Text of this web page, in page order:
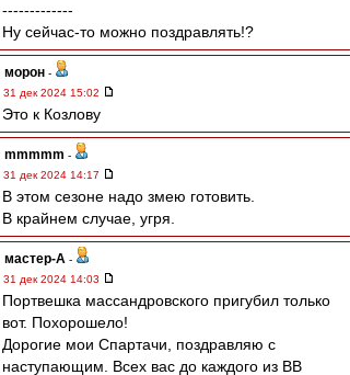
-------------
Ну сейчас-то можно поздравлять!?
морон -
31 дек 2024 15:02
Это к Козлову
mmmmm -
31 дек 2024 14:17
В этом сезоне надо змею готовить.
В крайнем случае, угря.
мастер-А -
31 дек 2024 14:03
Портвешка массандровского пригубил только
вот. Похорошело!
Дорогие мои Спартачи, поздравляю с
наступающим. Всех вас до каждого из ВВ